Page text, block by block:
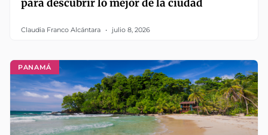
para descubrir lo mejor de la ciudad
Claudia Franco Alcántara julio 8, 2026
PANAMÁ